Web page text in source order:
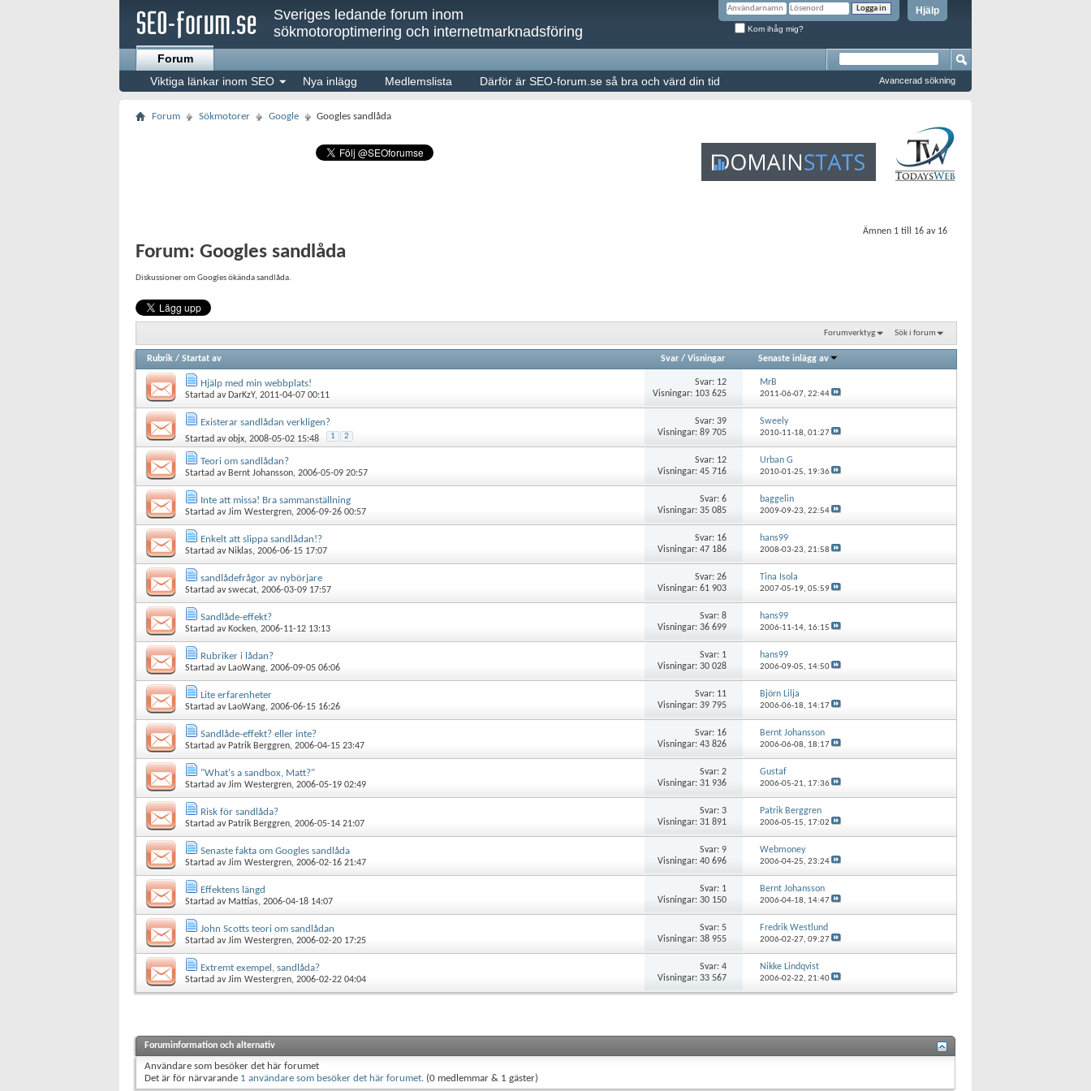
Hjälp
Kom ihåg mig?
Sveriges ledande forum inom
sökmotoroptimering och internetmarknadsföring
Forum
Viktiga länkar inom SEO
Nya inlägg Medlemslista Därför är SEO-forum.se så bra och värd din tid Avancerad sökning
Forum Sökmotorer Google Googles sandlåda
Ämnen 1 till 16 av 16
Forum: Googles sandlåda
Diskussioner om Googles ökända sandlåda.
Forumverktyg Sök i forum
Rubrik / Startat av Svar /Visningar Senaste inlägg av
Hjälp med min webbplats!
Startad av DarKzY, 2011-04-07 00:11
Svar: 12
Visningar: 103 625
MrB
2011-06-07, 22:44
Existerar sandlådan verkligen?
Startad avobjx, 2008-05-02 15:48 1 2
Svar:39
Visningar: 89 705
Sweely
2010-11-18, 01:27
Teori om sandlådan?
Startad av Bernt Johansson, 2006-05-09 20:57
Svar: 12
Visningar: 45 716
Urban G
2010-01-25, 19:36
Inte att missa! Bra sammanställning
Startad avJim Westergren, 2006-09-26 00:57
Svar:6
Visningar: 35 085
baggelin
2009-09-23, 22:54
Enkelt att slippa sandlådan!?
Startad av Niklas, 2006-06-15 17:07
Svar: 16
Visningar: 47 186
hans99
2008-03-23, 21:58
sandlådefrågor av nybörjare
Startad avswecat, 2006-03-09 17:57
Svar:26
Visningar: 61 903
Tina Isola
2007-05-19, 05:59
Sandlåde-effekt?
Startad av Kocken, 2006-11-12 13:13
Svar:8
Visningar: 36 699
hans99
2006-11-14, 16:15
Rubriker i lådan?
Startad av LaoWang, 2006-09-05 06:06
Svar: 1
Visningar: 30 028
hans99
2006-09-05, 14:50
Lite erfarenheter
Startad av LaoWang, 2006-06-15 16:26
Svar: 11
Visningar: 39 795
Björn Lilja
2006-06-18, 14:17
Sandlåde-effekt? eller inte?
Startad av Patrik Berggren, 2006-04-15 23:47
Svar: 16
Visningar: 43 826
Bernt Johansson
2006-06-08, 18:17
"What's a sandbox, Matt?"
Startad avJim Westergren, 2006-05-19 02:49
Svar:2
Visningar: 31 936
Gustaf
2006-05-21, 17:36
Risk för sandlåda?
Startad av Patrik Berggren, 2006-05-14 21:07
Svar:3
Visningar: 31 891
Patrik Berggren
2006-05-15, 17:02
Senaste fakta om Googles sandlåda
Startad avJim Westergren, 2006-02-16 21:47
Svar:9
Visningar: 40 696
Webmoney
2006-04-25, 23:24
Effektens längd
Startad av Mattias, 2006-04-18 14:07
Svar: 1
Visningar: 30 150
Bernt Johansson
2006-04-18, 14:47
John Scotts teori om sandlådan
Startad avJim Westergren, 2006-02-20 17:25
Svar:5
Visningar: 38 955
Fredrik Westlund
2006-02-27, 09:27
Extremt exempel, sandlåda?
Startad avJim Westergren, 2006-02-22 04:04
Svar:4
Visningar: 33 567
Nikke Lindqvist
2006-02-22, 21:40
Foruminformation och alternativ
Användare som besöker det här forumet
Det är för närvarande 1 användare som besöker det här forumet. (0 medlemmar & 1 gäster)